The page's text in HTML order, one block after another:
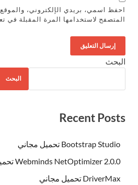
احفظ اسمي، بريدي الإلكتروني،
المتصفح لاستخدامها المرة المقبلة في
البحث
البحث
Recent Posts
Bootstrap Studio تحميل مجاني
Webminds NetOptimizer 2.0.0 تحميل مجاني
DriverMax تحميل مجاني